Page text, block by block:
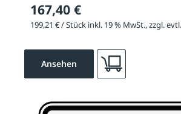
167,40 €
199,21 € / Stück inkl. 19 % MwSt., zzgl.
Ansehen